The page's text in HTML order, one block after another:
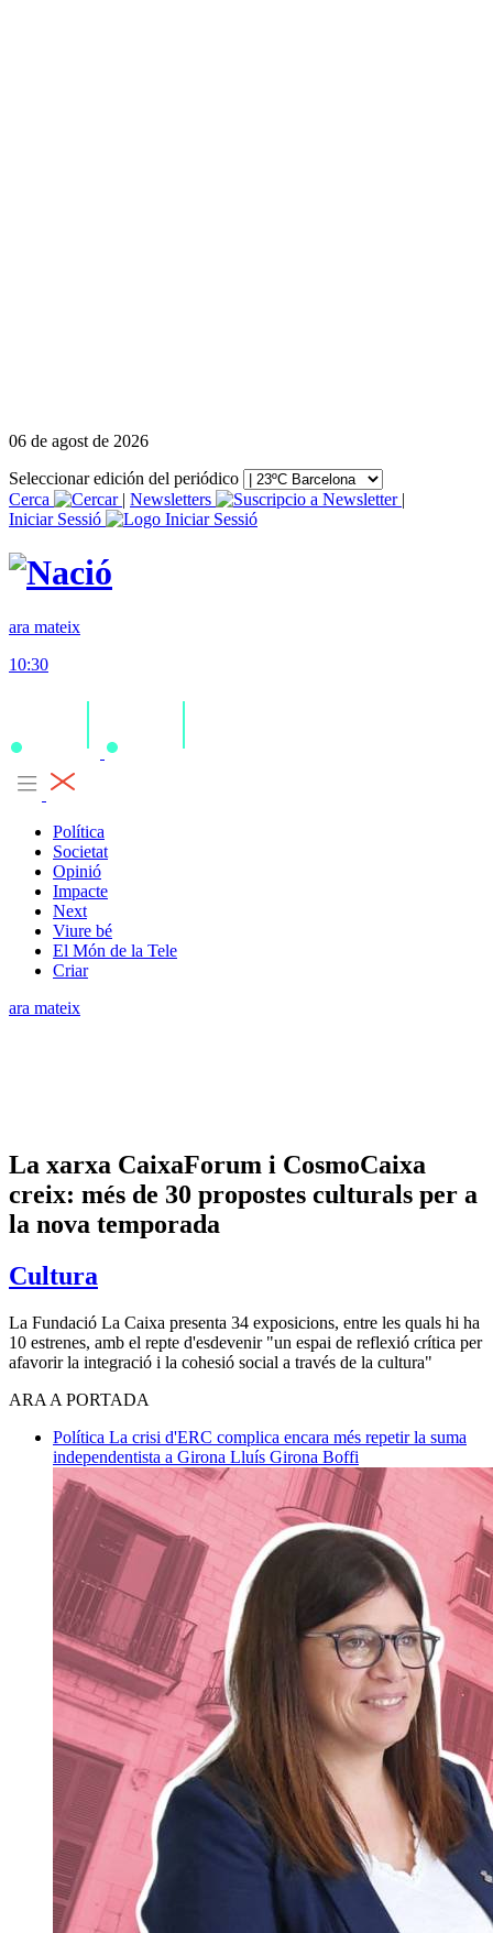
06 de agost de 2026
Seleccionar edición del periódico
Cerca
| Newsletters
|
Iniciar Sessió
ara mateix
10:30
Política
Societat
Opinió
Impacte
Next
Viure bé
El Món de la Tele
Criar
ara mateix
La xarxa CaixaForum i CosmoCaixa
creix: més de 30 propostes culturals per a
la nova temporada
Cultura
La Fundació La Caixa presenta 34 exposicions, entre les quals hi ha
10 estrenes, amb el repte d'esdevenir "un espai de reflexió crítica per
afavorir la integració i la cohesió social a través de la cultura"
ARA A PORTADA
Política La crisi d'ERC complica encara més repetir la suma
independentista a Girona Lluís Girona Boffi